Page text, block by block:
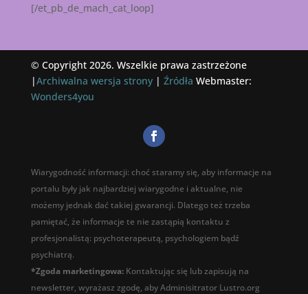
[/et_pb_de_mach_cat_loop]
© Copyright 2026. Wszelkie prawa zastrzeżone
|Archiwalna wersja strony| Źródła Webmaster:
Wonders4you
Wiarygodność informacji: choć staramy się, aby informacje na
portalu były jak najbardziej wiarygodne i aktualne, nie
możemy jednak dać takiej gwarancji. Dlatego też trzeba
pamiętać, że informacje te nie zastąpią kontaktu z
profesjonalistą: psychoterapeutą, psychologiem bądź
psychiatrą.
*Zgoda marketingowa: Kontaktując się lub zapisują na
newsletter, wyrażasz zgodę, aby Adminisitrator Lustro.org